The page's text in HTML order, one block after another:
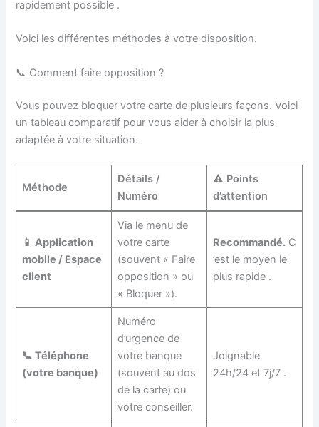
rapidement possible .
Voici les différentes méthodes à votre disposition.
📞 Comment faire opposition ?
Vous pouvez bloquer votre carte de plusieurs façons. Voici
un tableau comparatif pour vous aider à choisir la plus
adaptée à votre situation.
Méthode
Détails /
Numéro
⚠️ Points
d’attention
📱 Application
mobile / Espace
client
Via le menu de
votre carte
(souvent « Faire
opposition » ou
« Bloquer »).
Recommandé.C
’est le moyen le
plus rapide .
📞 Téléphone
(votre banque)
Numéro
d’urgence de
votre banque
(souvent au dos
de la carte) ou
votre conseiller.
Joignable
24h/24 et 7j/7 .